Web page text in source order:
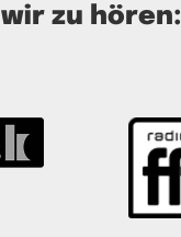
wir zu hören: